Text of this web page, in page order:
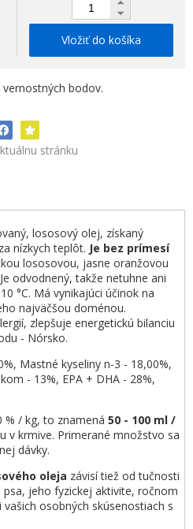
Vložiť do košíka
vernostných bodov.
stránku
lososový olej, získaný
nízkych teplôt. Je bez prímesí
lososovou, jasne oranžovou
odvodnený, takže netuhne ani
°C. Má vynikajúci účinok na
najväčšou doménou.
zlepšuje energetickú bilanciu
- Nórsko.
Mastné kyseliny n-3 - 18,00%,
- 13%, EPA + DHA - 28%,
% / kg, to znamená 50 - 100 ml /
v krmive. Primerané množstvo sa
dávky.
oleja závisí tiež od tučnosti
jeho fyzickej aktivite, ročnom
osobných skúsenostiach s